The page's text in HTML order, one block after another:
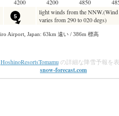
HoshinoResortsTomamu の詳細な降雪予報を
snow-forecast.com